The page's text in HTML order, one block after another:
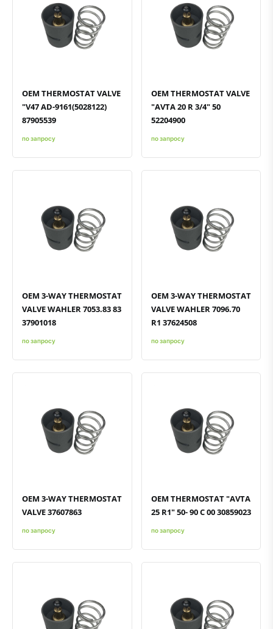
Быстрый просмотрДобавить к сравнению
Добавить в избранное
OEM THERMOSTAT VALVE
"V47 AD-9161(5028122)
87905539
по запросу
Быстрый просмотрДобавить к сравнению
Добавить в избранное
OEM THERMOSTAT VALVE
"AVTA 20 R 3/4" 50
52204900
по запросу
Быстрый просмотрДобавить к сравнению
Добавить в избранное
OEM 3-WAY THERMOSTAT
VALVE WAHLER 7053.83 83
37901018
по запросу
Быстрый просмотрДобавить к сравнению
Добавить в избранное
OEM 3-WAY THERMOSTAT
VALVE WAHLER 7096.70
R1 37624508
по запросу
Быстрый просмотрДобавить к сравнению
Добавить в избранное
OEM 3-WAY THERMOSTAT
VALVE 37607863
по запросу
Быстрый просмотрДобавить к сравнению
Добавить в избранное
OEM THERMOSTAT "AVTA
25 R1" 50- 90 C 00 30859023
по запросу